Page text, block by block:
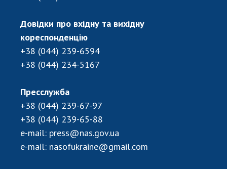
ДІЯЛЬНІСТЬ
Засідання Президії НАН України
Сесії Загальних зборів НАН України
Річні фінансові звіти НАН України
Наукові публікації та видавнича діяльність
Охорона прав інтелектуальної власності та
трансфер технологій в наукових установах
Наукові об'єкти, що становлять національне
Довідки про вхідну та вихідну
кореспонденцію
+38 (044) 239-6594
+38 (044) 234-5167
Пресслужба
+38 (044) 239-67-97
+38 (044) 239-65-88
e-mail: press@nas.gov.ua
e-mail: nasofukraine@gmail.com